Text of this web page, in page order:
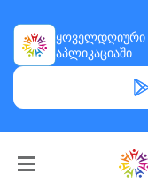
ყოველდღიური
აპლიკაციაში